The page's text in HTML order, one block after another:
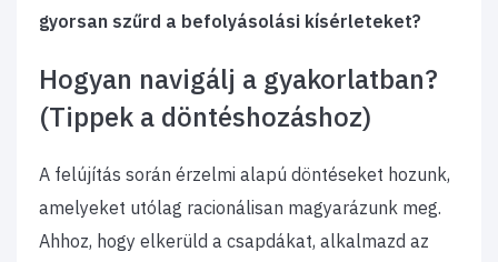
gyorsan szűrd a befolyásolási kísérleteket?
Hogyan navigálj a gyakorlatban?
(Tippek a döntéshozáshoz)
A felújítás során érzelmi alapú döntéseket hozunk,
amelyeket utólag racionálisan magyarázunk meg.
Ahhoz, hogy elkerüld a csapdákat, alkalmazd az